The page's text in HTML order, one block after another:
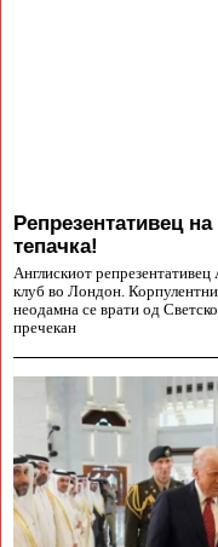
Репрезентативец
тепачка!
Англискиот
клуб во Лондон.
неодамна се врати од
пречекан